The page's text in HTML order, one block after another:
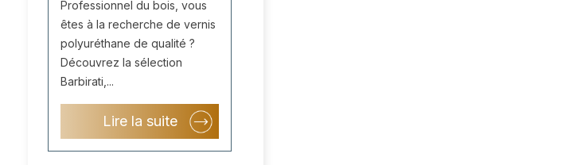
Professionnel du bois, vous
êtes à la recherche de vernis
polyuréthane de qualité ?
Découvrez la sélection
Barbirati,...
Lire la suite